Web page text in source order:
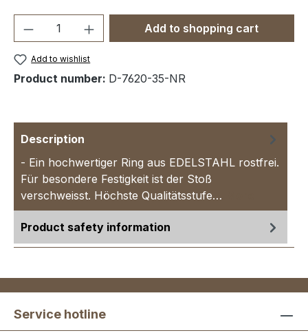
Product Quantity: Enter the desired
Add to shopping cart
Add to wishlist
Product number: D-7620-35-NR
Description
- Ein hochwertiger Ring aus EDELSTAHL rostfrei.
Für besondere Festigkeit ist der Stoß
verschweisst. Höchste Qualitätsstufe…
Product safety information
Service hotline